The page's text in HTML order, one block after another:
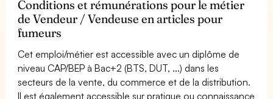
Conditions et rémunérations pour le métier
de Vendeur / Vendeuse en articles pour
fumeurs
Cet emploi/métier est accessible avec un diplôme de
niveau CAP/BEP à Bac+2 (BTS, DUT, ...) dans les
secteurs de la vente, du commerce et de la distribution.
Il est également accessible sur pratique ou connaissance